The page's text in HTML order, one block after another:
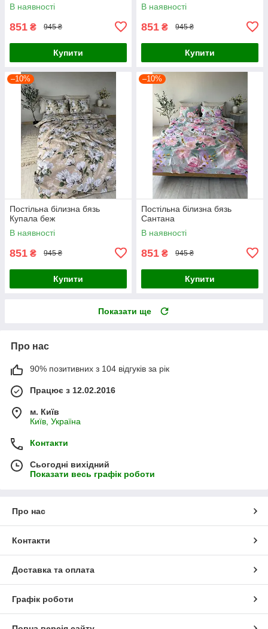
В наявності
851 ₴ 945 ₴
Купити
В наявності
851 ₴ 945 ₴
Купити
–10%
Постільна білизна бязь
Купала беж
В наявності
851 ₴ 945 ₴
Купити
–10%
Постільна білизна бязь
Сантана
В наявності
851 ₴ 945 ₴
Купити
Показати ще
Про нас
90% позитивних з 104 відгуків за рік
Працює з 12.02.2016
м. Київ
Київ, Україна
Контакти
Сьогодні вихідний
Показати весь графік роботи
Про нас
Контакти
Доставка та оплата
Графік роботи